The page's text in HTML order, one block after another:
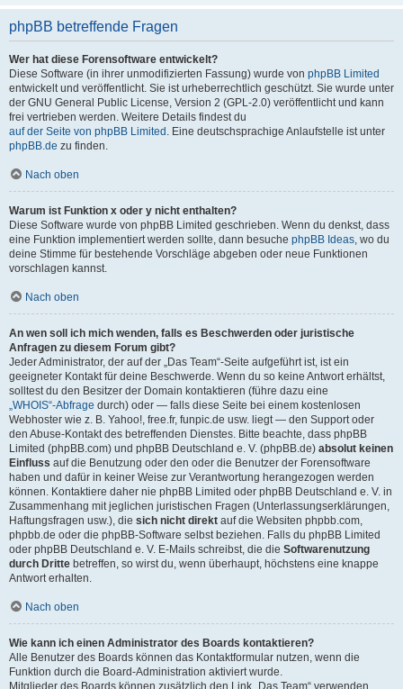
phpBB betreffende Fragen
Wer hat diese Forensoftware entwickelt?
Diese Software (in ihrer unmodifizierten Fassung) wurde von phpBB Limited
entwickelt und veröffentlicht. Sie ist urheberrechtlich geschützt. Sie wurde unter
der GNU General Public License, Version 2 (GPL-2.0) veröffentlicht und kann
frei vertrieben werden. Weitere Details findest du
auf der Seite von phpBB Limited . Eine deutschsprachige Anlaufstelle ist unter
phpBB.de zu finden.
Nach oben
Warum ist Funktion x oder y nicht enthalten?
Diese Software wurde von phpBB Limited geschrieben. Wenn du denkst, dass
eine Funktion implementiert werden sollte, dann besuche phpBB Ideas, wo du
deine Stimme für bestehende Vorschläge abgeben oder neue Funktionen
vorschlagen kannst.
Nach oben
An wen soll ich mich wenden, falls es Beschwerden oder juristische
Anfragen zu diesem Forum gibt?
Jeder Administrator, der auf der „Das Team“-Seite aufgeführt ist, ist ein
geeigneter Kontakt für deine Beschwerde. Wenn du so keine Antwort erhältst,
solltest du den Besitzer der Domain kontaktieren (führe dazu eine
„WHOIS“-Abfrage durch) oder — falls diese Seite bei einem kostenlosen
Webhoster wie z. B. Yahoo!, free.fr, funpic.de usw. liegt — den Support oder
den Abuse-Kontakt des betreffenden Dienstes. Bitte beachte, dass phpBB
Limited (phpBB.com) und phpBB Deutschland e. V. (phpBB.de) absolut keinen
Einfluss auf die Benutzung oder den oder die Benutzer der Forensoftware
haben und dafür in keiner Weise zur Verantwortung herangezogen werden
können. Kontaktiere daher nie phpBB Limited oder phpBB Deutschland e. V. in
Zusammenhang mit jeglichen juristischen Fragen (Unterlassungserklärungen,
Haftungsfragen usw.), die sich nicht direkt auf die Websiten phpbb.com,
phpbb.de oder die phpBB-Software selbst beziehen. Falls du phpBB Limited
oder phpBB Deutschland e. V. E-Mails schreibst, die die Softwarenutzung
durch Dritte betreffen, so wirst du, wenn überhaupt, höchstens eine knappe
Antwort erhalten.
Nach oben
Wie kann ich einen Administrator des Boards kontaktieren?
Alle Benutzer des Boards können das Kontaktformular nutzen, wenn die
Funktion durch die Board-Administration aktiviert wurde.
Mitglieder des Boards können zusätzlich den Link „Das Team“ verwenden.